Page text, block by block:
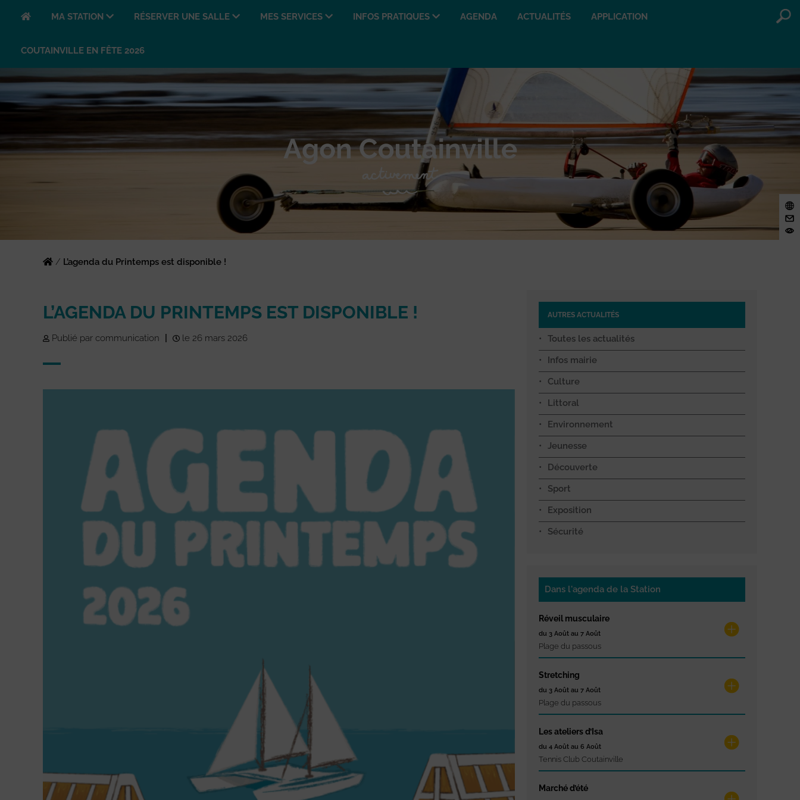
MA STATION RÉSERVER UNE SALLE MES SERVICES INFOS PRATIQUES AGENDA ACTUALITÉS APPLICATION
COUTAINVILLE EN FÊTE 2026
/ L’agenda du Printemps est disponible !
L’AGENDA DU PRINTEMPS EST DISPONIBLE !
Publié par communication le 26 mars 2026
AUTRES ACTUALITÉS
Toutes les actualités
Infos mairie
Culture
Littoral
Environnement
Jeunesse
Découverte
Sport
Exposition
Sécurité
Dans l'agenda de la Station
Réveil musculaire
du 3 Août au 7 Août
Plage du passous
Stretching
du 3 Août au 7 Août
Plage du passous
Les ateliers d’Isa
du 4 Août au 6 Août
Tennis Club Coutainville
Marché d’été